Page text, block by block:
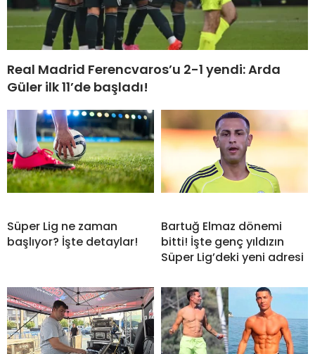
Real Madrid Ferencvaros’u 2-1 yendi: Arda
Güler ilk 11’de başladı!
Süper Lig ne zaman
başlıyor? İşte detaylar!
Bartuğ Elmaz dönemi
bitti! İşte genç yıldızın
Süper Lig’deki yeni adresi